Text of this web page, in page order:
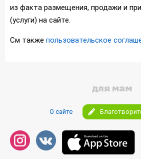
из факта размещения, продажи и
(услуги) на сайте.
См также пользовательское
О сайте